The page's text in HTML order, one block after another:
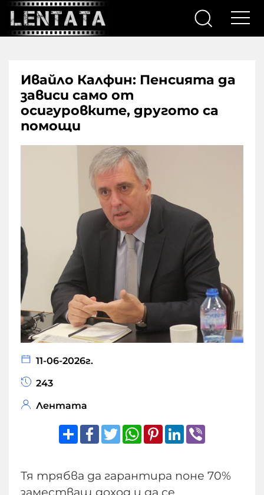
Ивайло Калфин: Пенсията да
зависи само от
осигуровките, другото са
помощи
11-06-2026г.
243
Лентата
ShareFacebook
TwitterWhatsApp
Pinterest
LinkedIn
Тя трябва да гарантира поне 70%
заместващ доход и да се